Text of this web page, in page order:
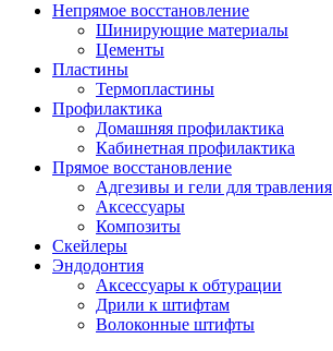
Непрямое восстановление
Шинирующие материалы
Цементы
Пластины
Термопластины
Профилактика
Домашняя профилактика
Кабинетная профилактика
Прямое восстановление
Адгезивы и гели для травления
Аксессуары
Композиты
Скейлеры
Эндодонтия
Аксессуары к обтурации
Дрили к штифтам
Волоконные штифты